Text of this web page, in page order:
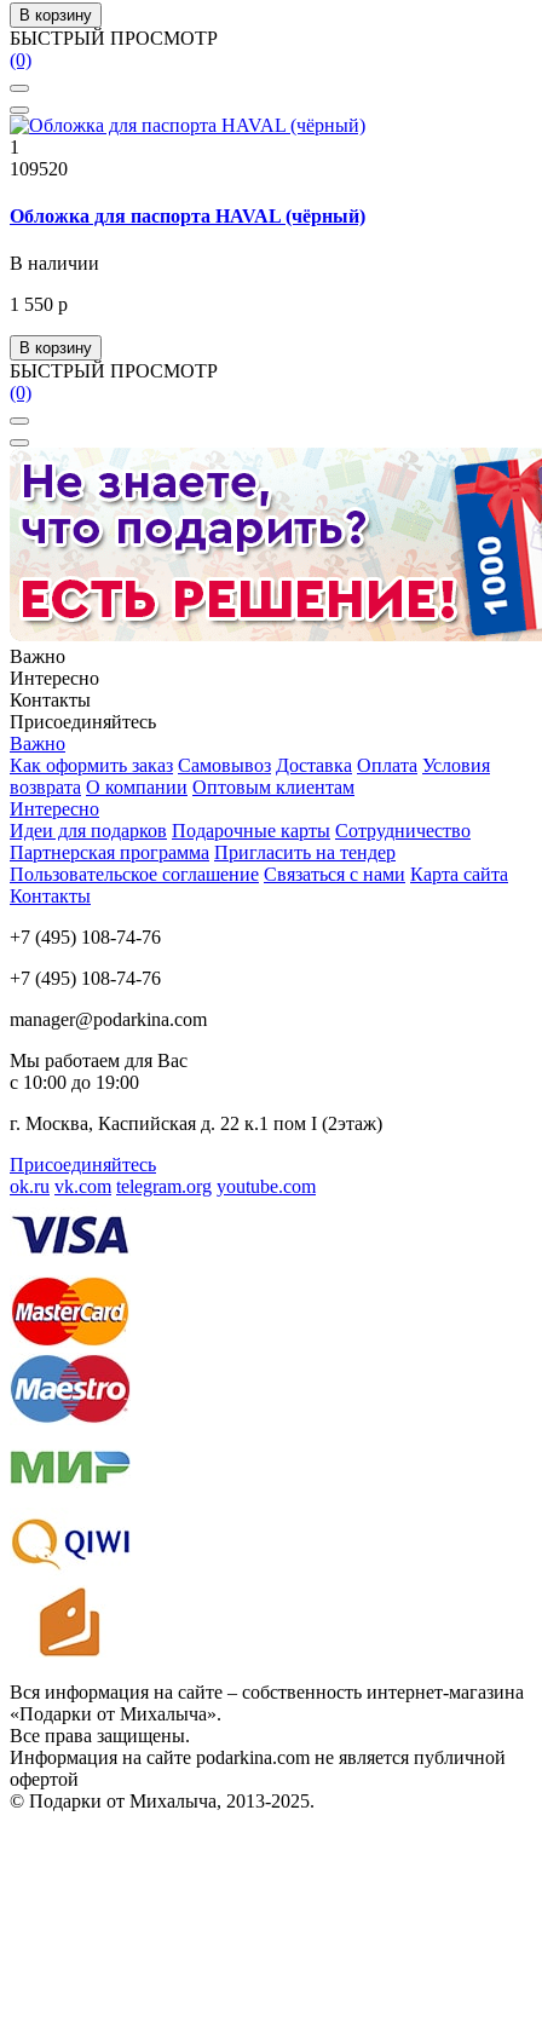
В корзину
БЫСТРЫЙ ПРОСМОТР
(0)
1
109520
Обложка для паспорта HAVAL (чёрный)
В наличии
1 550 р
В корзину
БЫСТРЫЙ ПРОСМОТР
(0)
Важно
Интересно
Контакты
Присоединяйтесь
Важно
Как оформить заказ Самовывоз Доставка Оплата Условия
возврата О компании Оптовым клиентам
Интересно
Идеи для подарков Подарочные карты Сотрудничество
Партнерская программа Пригласить на тендер
Пользовательское соглашение Связаться с нами Карта сайта
Контакты
+7 (495) 108-74-76
+7 (495) 108-74-76
manager@podarkina.com
Мы работаем для Вас
с 10:00 до 19:00
г. Москва, Каспийская д. 22 к.1 пом I (2этаж)
Присоединяйтесь
ok.ru vk.com telegram.org youtube.com
Вся информация на сайте – собственность интернет-магазина
«Подарки от Михалыча».
Все права защищены.
Информация на сайте podarkina.com не является публичной
офертой
© Подарки от Михалыча, 2013-2025.